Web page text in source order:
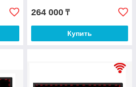
264 000 ₸
Купить